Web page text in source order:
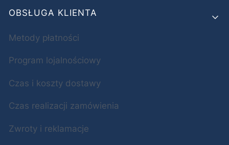
OBSŁUGA KLIENTA
Metody płatności
Program lojalnościowy
Czas i koszty dostawy
Czas realizacji zamówienia
Zwroty i reklamacje